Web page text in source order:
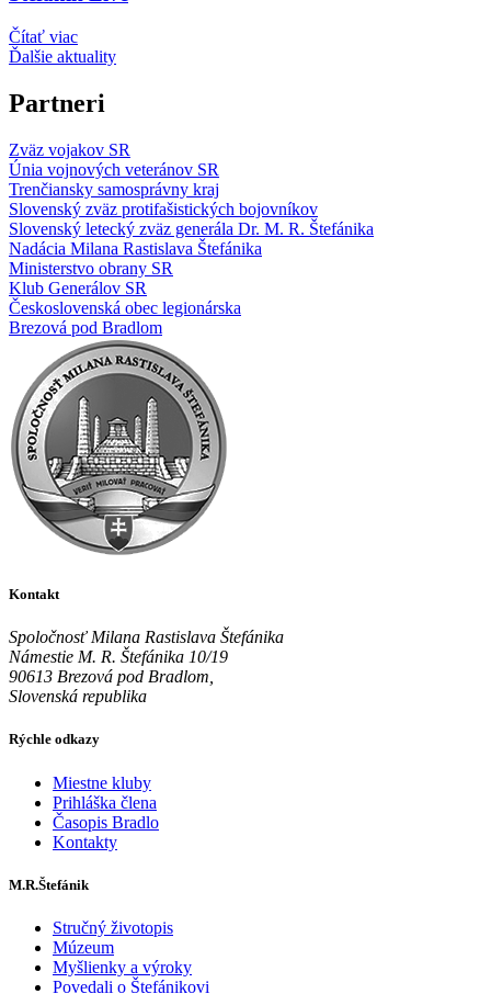
Čítať viac
Ďalšie aktuality
Partneri
Zväz vojakov SR
Únia vojnových veteránov SR
Trenčiansky samosprávny kraj
Slovenský zväz protifašistických bojovníkov
Slovenský letecký zväz generála Dr. M. R. Štefánika
Nadácia Milana Rastislava Štefánika
Ministerstvo obrany SR
Klub Generálov SR
Československá obec legionárska
Brezová pod Bradlom
Kontakt
Spoločnosť Milana Rastislava Štefánika
Námestie M. R. Štefánika 10/19
90613 Brezová pod Bradlom,
Slovenská republika
Rýchle odkazy
Miestne kluby
Prihláška člena
Časopis Bradlo
Kontakty
M.R.Štefánik
Stručný životopis
Múzeum
Myšlienky a výroky
Povedali o Štefánikovi